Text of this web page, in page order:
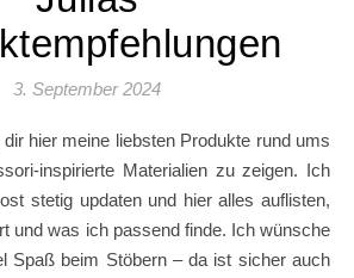
3. September 2024
inspirierte Materialien zu zeigen. Ich
stetig updaten und hier alles auflisten,
und was ich passend finde. Ich wünsche
Spaß beim Stöbern – da ist sicher auch